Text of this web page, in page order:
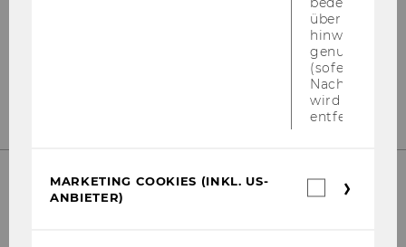
über
hinweg
genutzt
(sofern
Nach dieser
wird das
entfernt.
MARKETING COOKIES (INKL. US-
ANBIETER)